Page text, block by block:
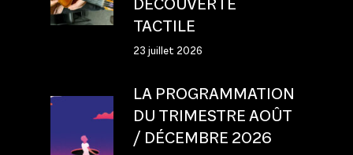
TACTILE
23 juillet 2026
LA PROGRAMMATION
DU TRIMESTRE AOÛT
/ DÉCEMBRE 2026